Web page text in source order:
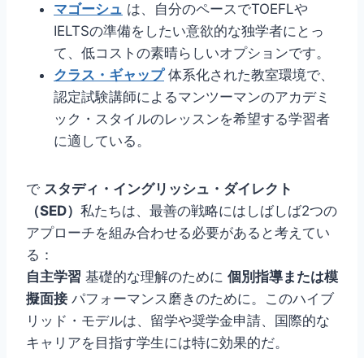
マゴーシュ は、自分のペースでTOEFLや
IELTSの準備をしたい意欲的な独学者にとっ
て、低コストの素晴らしいオプションです。
クラス・ギャップ体系化された教室環境で、
認定試験講師によるマンツーマンのアカデミ
ック・スタイルのレッスンを希望する学習者
に適している。
で スタディ・イングリッシュ・ダイレクト
（SED） 私たちは、最善の戦略にはしばしば2つの
アプローチを組み合わせる必要があると考えてい
る：
自主学習 基礎的な理解のために 個別指導または模
擬面接 パフォーマンス磨きのために。このハイブ
リッド・モデルは、留学や奨学金申請、国際的な
キャリアを目指す学生には特に効果的だ。